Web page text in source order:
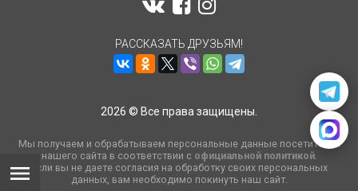
РАССКАЗАТЬ ДРУЗЬЯМ!
2026 © Все права защищены.
Мы получаем и обрабатываем персональные данные посетителей
нашего сайта в соответствии с официальной политикой.
Если вы не даете согласия на обработку своих персональных
данных, вам необходимо покинуть наш сайт.